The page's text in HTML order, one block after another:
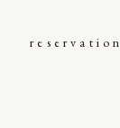
reservation